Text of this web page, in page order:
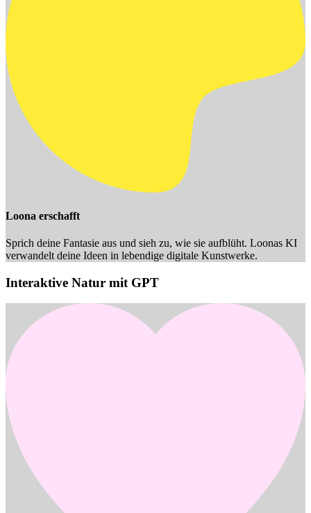
Loona erschafft
Sprich deine Fantasie aus und sieh zu, wie sie aufblüht. Loonas KI
verwandelt deine Ideen in lebendige digitale Kunstwerke.
Interaktive Natur mit GPT